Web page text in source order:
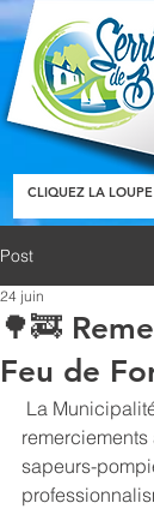
Post
🌳🚒
Feu de
24 juin
La
sapeurs-